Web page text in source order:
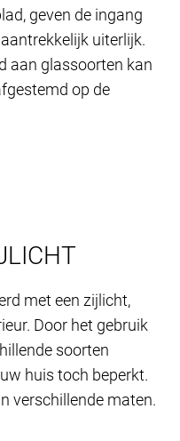
geven de ingang
uiterlijk.
aan glassoorten kan
op de
met een zijlicht,
Door het gebruik
soorten
huis toch beperkt.
verschillende maten.